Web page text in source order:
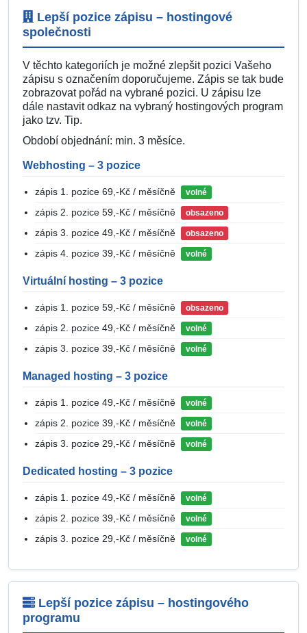
Lepší pozice zápisu – hostingové
společnosti
V těchto kategoriích je možné zlepšit pozici Vašeho
zápisu s označením doporučujeme. Zápis se tak bude
zobrazovat pořád na vybrané pozici. U zápisu lze
dále nastavit odkaz na vybraný hostingových program
jako tzv. Tip.
Období objednání: min. 3 měsíce.
Webhosting – 3 pozice
zápis 1. pozice 69,-Kč / měsíčně volné
zápis 2. pozice 59,-Kč / měsíčně obsazeno
zápis 3. pozice 49,-Kč / měsíčně obsazeno
zápis 4. pozice 39,-Kč / měsíčně volné
Virtuální hosting – 3 pozice
zápis 1. pozice 59,-Kč / měsíčně obsazeno
zápis 2. pozice 49,-Kč / měsíčně volné
zápis 3. pozice 39,-Kč / měsíčně volné
Managed hosting – 3 pozice
zápis 1. pozice 49,-Kč / měsíčně volné
zápis 2. pozice 39,-Kč / měsíčně volné
zápis 3. pozice 29,-Kč / měsíčně volné
Dedicated hosting – 3 pozice
zápis 1. pozice 49,-Kč / měsíčně volné
zápis 2. pozice 39,-Kč / měsíčně volné
zápis 3. pozice 29,-Kč / měsíčně volné
Lepší pozice zápisu – hostingového
programu